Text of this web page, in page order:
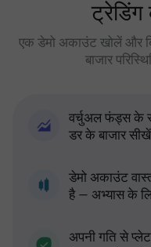
ट्रेडिंग
एक डेमो अकाउंट खोलें और
बाजार
वर्चुअल फंड्स के
डर के बाजार सीखें
डेमो अकाउंट
है — अभ्यास के
अपनी गति से